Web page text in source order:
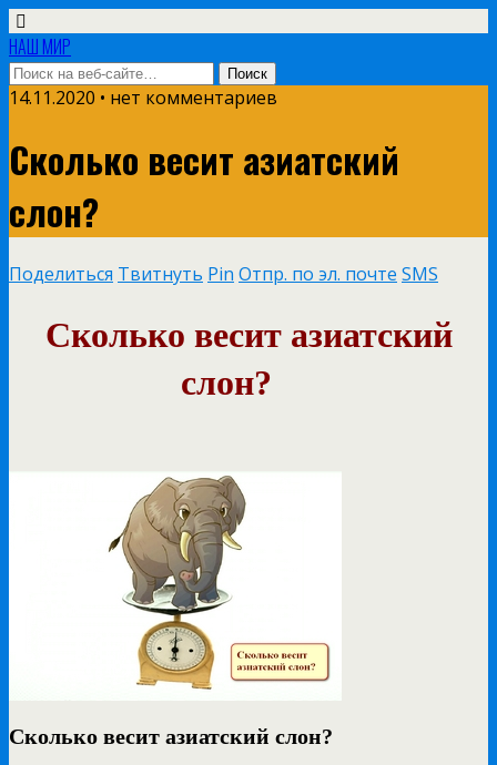
НАШ МИР
14.11.2020 • нет комментариев
Сколько весит азиатский
слон?
Поделиться Твитнуть Pin Отпр. по эл. почте SMS
Сколько весит азиатский
слон?
Сколько весит азиатский слон?